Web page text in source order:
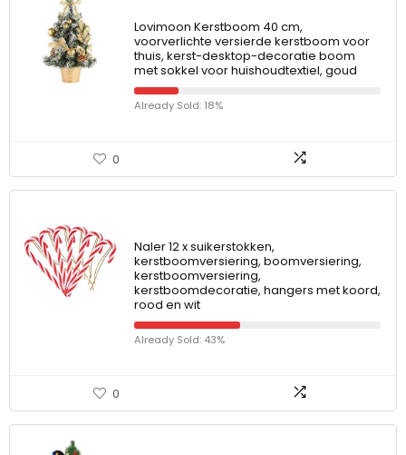
Lovimoon Kerstboom 40 cm,
voorverlichte versierde kerstboom voor
thuis, kerst-desktop-decoratie boom
met sokkel voor huishoudtextiel, goud
Already Sold: 18%
0
Naler 12 x suikerstokken,
kerstboomversiering, boomversiering,
kerstboomversiering,
kerstboomdecoratie, hangers met koord,
rood en wit
Already Sold: 43%
0